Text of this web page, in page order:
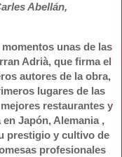
Abellán,
unas de las
Adrià, que firma el
autores de la obra,
lugares de las
restaurantes y
Japón, Alemania ,
prestigio y cultivo de
profesionales